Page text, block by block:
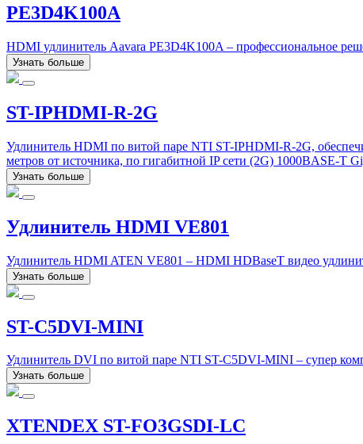
PE3D4K100A
HDMI удлинитель Aavara PE3D4K100A – профессиональное
Узнать больше
ST-IPHDMI-R-2G
Удлинитель HDMI по витой паре NTI ST-IPHDMI-R-2G,
метров от источника, по гигабитной IP сети (2G) 1000BASE-T
Узнать больше
Удлинитель HDMI VE801
Удлинитель HDMI ATEN VE801 – HDMI HDBaseT видео
Узнать больше
ST-C5DVI-MINI
Удлинитель DVI по витой паре NTI ST-C5DVI-MINI – супер
Узнать больше
XTENDEX ST-FO3GSDI-LC